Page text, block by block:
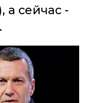
а сейчас -